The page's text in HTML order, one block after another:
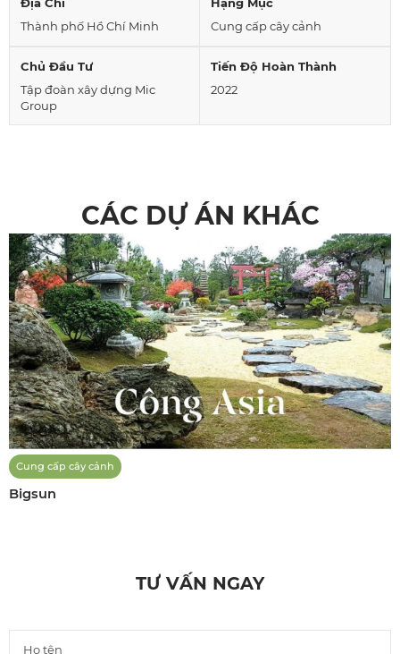
Địa Chỉ
Thành phố Hồ Chí Minh
Hạng Mục
Cung cấp cây cảnh
Chủ Đầu Tư
Tập đoàn xây dựng Mic
Group
Tiến Độ Hoàn Thành
2022
CÁC DỰ ÁN KHÁC
Cung cấp cây cảnh
Bigsun
TƯ VẤN NGAY